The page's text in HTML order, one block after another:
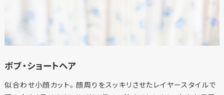
ボブ・ショートヘア
似合わせ小顔カット。顔周りをスッキリさせたレイヤースタイルで